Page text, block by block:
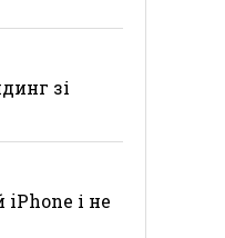
зі
і не